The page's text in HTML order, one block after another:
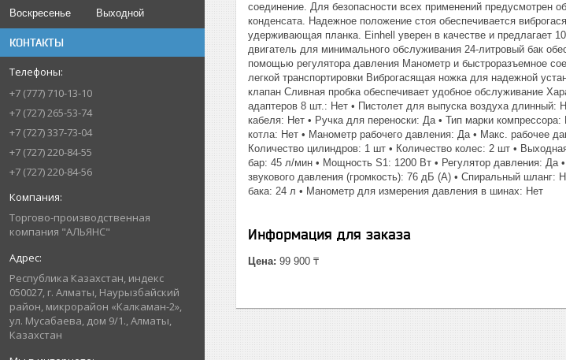
Воскресенье
Выходной
КОНТАКТЫ
+7 (777) 710-13-10
+7 (727) 265-53-74
+7 (727) 337-73-04
+7 (727) 220-84-55
+7 (727) 220-84-56
Торгово-производственная
компания "АЛЬЯНС"
Республика Казахстан, индекс
050027, г. Алматы, Наурызбайский
район, микрорайон «Калкаман-2»,
ул. Мусабаева, дом 9/1., Алматы,
Казахстан
соединение. Для безопасности всех применений предусмотрен
конденсата. Надежное положение стоя обеспечивается
удерживающая планка. Einhell уверен в качестве и предлагает
двигатель для минимального обслуживания 24-литровый бак
помощью регулятора давления Манометр и быстроразъемное
легкой транспортировки Виброгасящая ножка для надежной
клапан Сливная пробка обеспечивает удобное обслуживание
адаптеров 8 шт.: Нет • Пистолет для выпуска воздуха длинный:
кабеля: Нет • Ручка для переноски: Да • Тип марки
котла: Нет • Манометр рабочего давления: Да • Макс. рабочее
Количество цилиндров: 1 шт • Количество колес: 2 шт •
бар: 45 л/мин • Мощность S1: 1200 Вт • Регулятор давления: Да
звукового давления (громкость): 76 дБ (A) • Спиральный
бака: 24 л • Манометр для измерения давления в шинах: Нет
Информация для заказа
Цена: 99 900 ₸